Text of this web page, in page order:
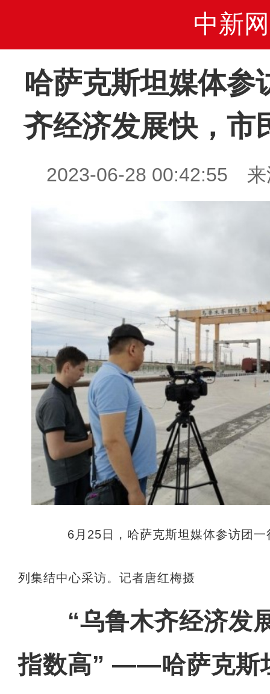
中新网
哈萨克斯坦媒体参
齐经济发展快，市
2023-06-28 00:42:55 来
6月25日，哈萨克斯坦媒体参访团一
列集结中心采访。记者唐红梅摄
“乌鲁木齐经济发
指数高” ——哈萨克斯